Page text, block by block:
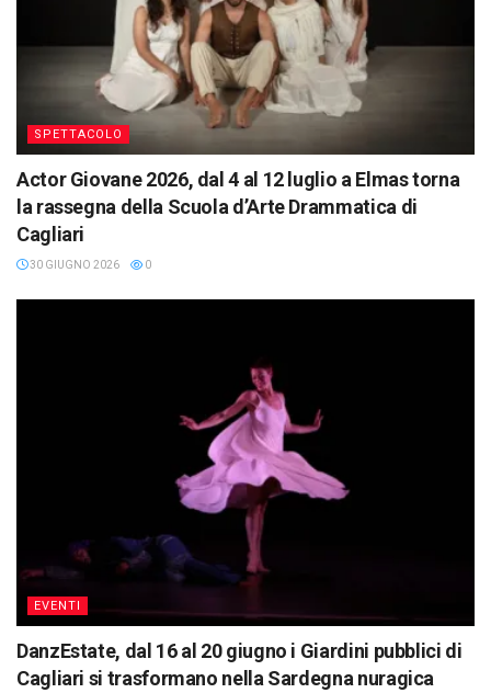
SPETTACOLO
Actor Giovane 2026, dal 4 al 12 luglio a Elmas torna
la rassegna della Scuola d’Arte Drammatica di
Cagliari
30 GIUGNO 2026 0
EVENTI
DanzEstate, dal 16 al 20 giugno i Giardini pubblici di
Cagliari si trasformano nella Sardegna nuragica